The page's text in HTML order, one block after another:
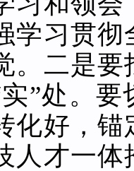
学习贯
。二是
”处。
化好，
人才一